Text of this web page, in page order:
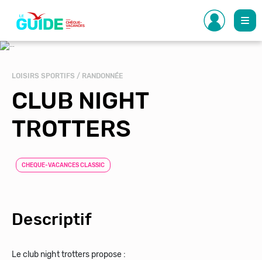
contenu
principal
LOISIRS SPORTIFS / RANDONNÉE
CLUB NIGHT
TROTTERS
CHEQUE-VACANCES CLASSIC
Descriptif
Le club night trotters propose :